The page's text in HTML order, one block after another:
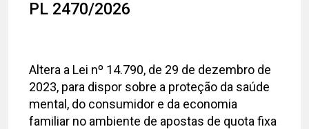
PL 2470/2026
Altera a Lei nº 14.790, de 29 de dezembro de
2023, para dispor sobre a proteção da saúde
mental, do consumidor e da economia
familiar no ambiente de apostas de quota fixa